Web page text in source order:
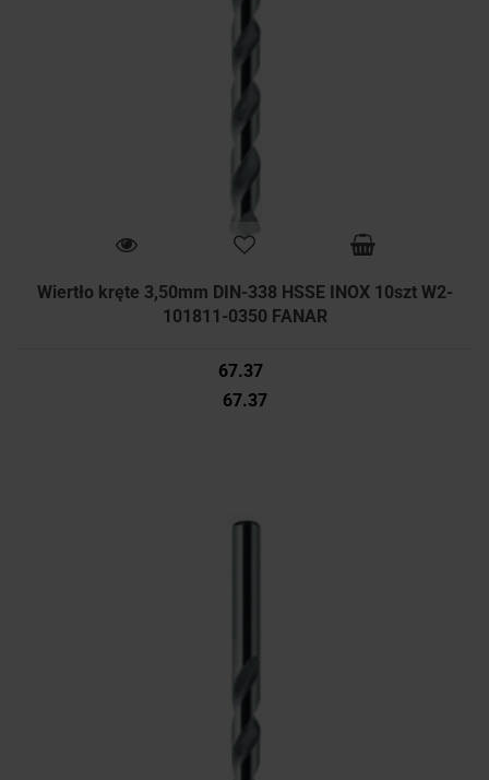
Wiertło kręte 3,50mm DIN-338 HSSE INOX 10szt W2-
101811-0350 FANAR
67.37
67.37